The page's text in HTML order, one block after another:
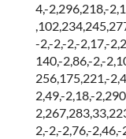
4,-2,296,218,-
-2,-2,-2,-2,17,-
140,-2,86,-2,-
256,175,221,-
2,49,-2,18,-
2,-2,-2,76,-